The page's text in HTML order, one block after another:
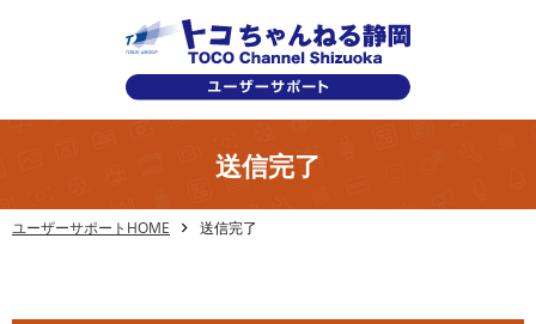
送信完了
ユーザーサポートHOME 送信完了